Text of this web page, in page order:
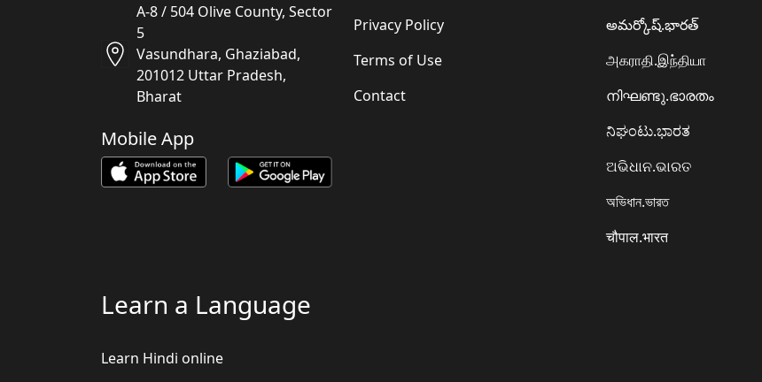
A-8 / 504 Olive County, Sector
5
Vasundhara, Ghaziabad,
201012 Uttar Pradesh,
Bharat
Mobile App
Privacy Policy
Terms of Use
Contact
అమర్కోష్.భారత్
அகராதி.இந்தியா
നിഘണ്ടു.ഭാരതം
ನಿಘಂಟು.ಭಾರತ
ଅଭିଧାନ.ଭାରତ
অভিধান.ভারত
चौपाल.भारत
Learn a Language
Learn Hindi online